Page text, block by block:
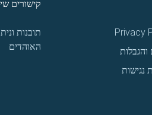
Privacy
והגבלות
נגישות
קישורים
תובנות
האוהדים